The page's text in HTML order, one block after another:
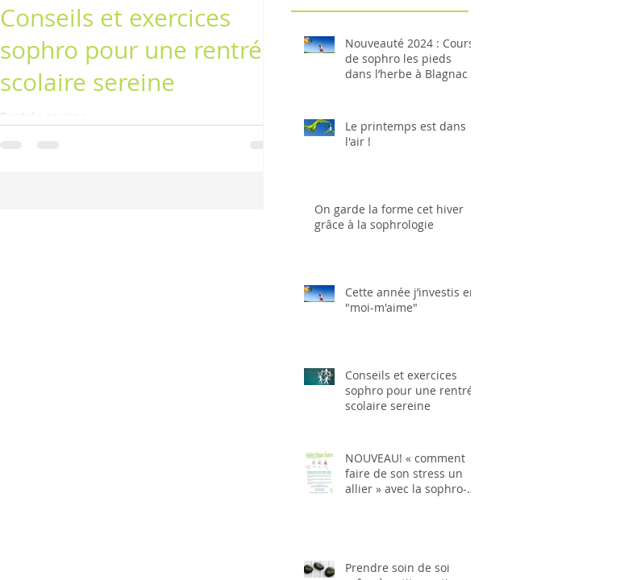
Conseils et exercices
sophro pour une rentrée
scolaire sereine
Rentrée sereine
Nouveauté 2024 : Cours
de sophro les pieds
dans l’herbe à Blagnac
Le printemps est dans
l'air !
On garde la forme cet hiver
grâce à la sophrologie
Cette année j’investis en
"moi-m'aime"
Conseils et exercices
sophro pour une rentrée
scolaire sereine
NOUVEAU! « comment
faire de son stress un
allier » avec la sophro-
Prendre soin de soi